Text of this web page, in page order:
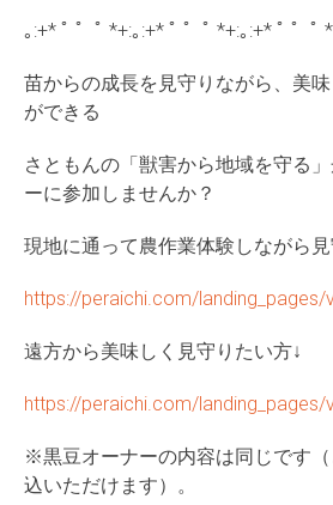
｡:+* ﾟ ゜ﾟ *+:｡:+* ﾟ ゜ﾟ *+:｡:+* ﾟ ゜ﾟ
苗からの成長を見守りながら、美
ができる
さともんの「獣害から地域を守る
ーに参加しませんか？
現地に通って農作業体験しながら
https://peraichi.com/
遠方から美味しく見守りたい方↓
https://peraichi.com/
※黒豆オーナーの内容は同じです
込いただけます）。